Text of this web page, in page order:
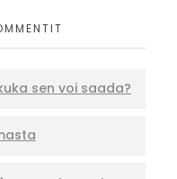
sen voi saada?